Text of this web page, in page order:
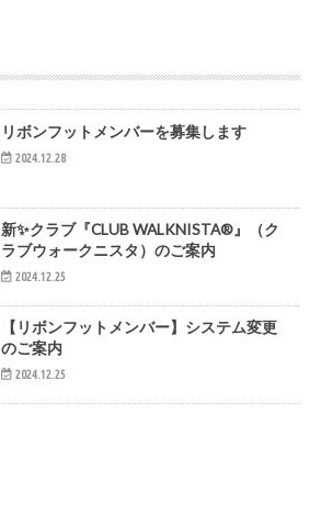
リボンフットメンバーを募集します
2024.12.28
新✨クラブ『CLUB WALKNISTA®』（ク
ラブウォークニスタ）のご案内
2024.12.25
【リボンフットメンバー】システム変更
のご案内
2024.12.25